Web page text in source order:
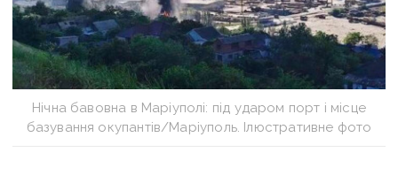
Нічна бавовна в Маріуполі: під ударом порт і місце
базування окупантів/Маріуполь. Ілюстративне фото